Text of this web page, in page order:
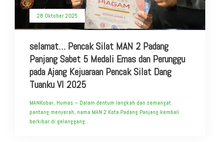
28 Oktober 2025
selamat… Pencak Silat MAN 2 Padang
Panjang Sabet 5 Medali Emas dan Perunggu
pada Ajang Kejuaraan Pencak Silat Dang
Tuanku VI 2025
MANKobar, Humas – Dalam dentum langkah dan semangat
pantang menyerah, nama MAN 2 Kota Padang Panjang kembali
berkibar di gelanggang..